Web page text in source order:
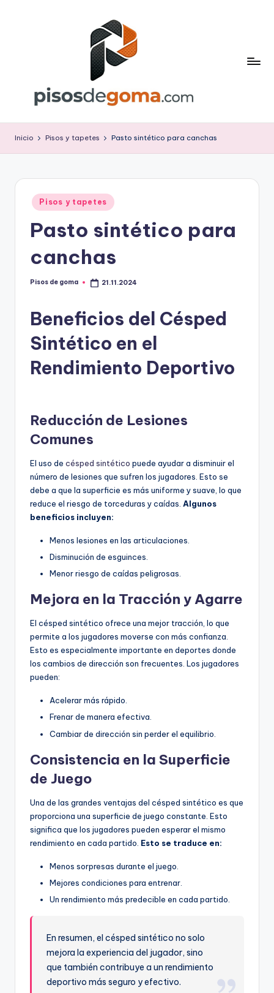
is
o
s
G
m
Inicio Pisos y tapetes Pasto sintético para canchas
Publicado
en
Pisos y tapetes
Pasto sintético para
canchas
Publicado
Pisos de goma 21.11.2024
Beneficios del Césped
Sintético en el
Rendimiento Deportivo
Reducción de Lesiones
Comunes
El uso de césped sintético puede ayudar a disminuir el
número de lesiones que sufren los jugadores. Esto se
debe a que la superficie es más uniforme y suave, lo que
reduce el riesgo de torceduras y caídas. Algunos
beneficios incluyen:
Menos lesiones en las articulaciones.
Disminución de esguinces.
Menor riesgo de caídas peligrosas.
Mejora en la Tracción y Agarre
El césped sintético ofrece una mejor tracción, lo que
permite a los jugadores moverse con más confianza.
Esto es especialmente importante en deportes donde
los cambios de dirección son frecuentes. Los jugadores
pueden:
Acelerar más rápido.
Frenar de manera efectiva.
Cambiar de dirección sin perder el equilibrio.
Consistencia en la Superficie
de Juego
Una de las grandes ventajas del césped sintético es que
proporciona una superficie de juego constante. Esto
significa que los jugadores pueden esperar el mismo
rendimiento en cada partido. Esto se traduce en:
Menos sorpresas durante el juego.
Mejores condiciones para entrenar.
Un rendimiento más predecible en cada partido.
En resumen, el césped sintético no solo
mejora la experiencia del jugador, sino
que también contribuye a un rendimiento
deportivo más seguro y efectivo.